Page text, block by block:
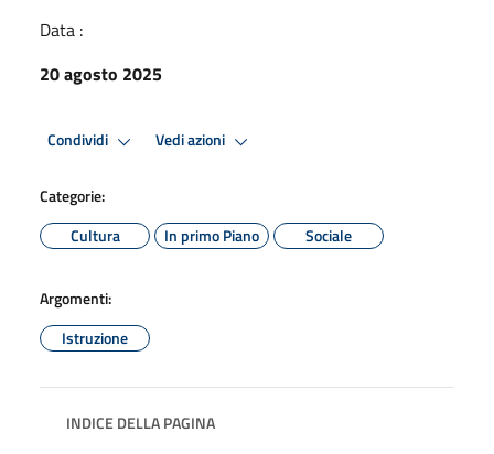
Data :
20 agosto 2025
Condividi Vedi azioni
Categorie:
Cultura
In primo Piano Sociale
Argomenti:
Istruzione
INDICE DELLA PAGINA